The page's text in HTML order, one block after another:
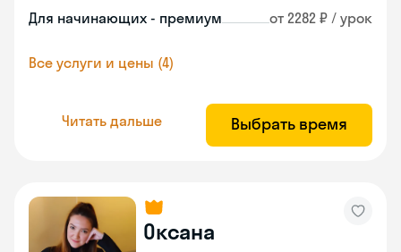
Для начинающих - премиум от 2282 ₽ / урок
Все услуги и цены (4)
Читать дальше Выбрать время
Оксана